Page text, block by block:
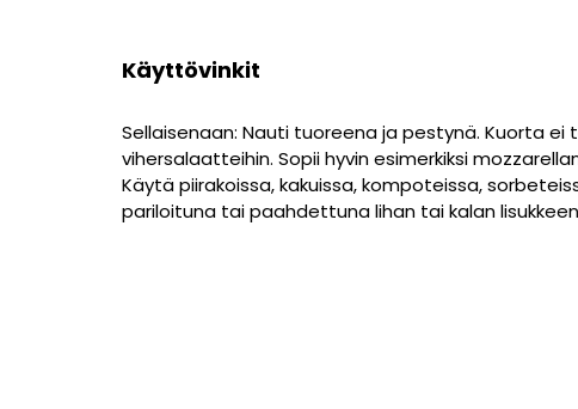
Käyttövinkit
Sellaisenaan: Nauti tuoreena ja pestynä. Kuorta
vihersalaatteihin. Sopii hyvin esimerkiksi
Käytä piirakoissa, kakuissa, kompoteissa,
pariloituna tai paahdettuna lihan tai kalan